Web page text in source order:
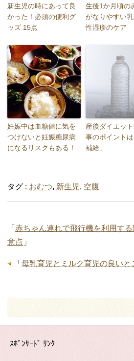
新生児の時にあって良
かった！必須の便利グ
ッズ 15点
生後1か月頃の
がなりやすい
性湿疹のケア
妊娠中は血糖値に気を
つけないと妊娠糖尿病
になるリスクもある！
産後ダイエッ
事のポイント
補給」
タグ : おむつ, 新生児, 空腹
「 赤ちゃん連れで飛行機を利用す
意点 」
「 母乳育児とミルク育児の良いと
ｽﾎﾟﾝｻｰﾄﾞ ﾘﾝｸ